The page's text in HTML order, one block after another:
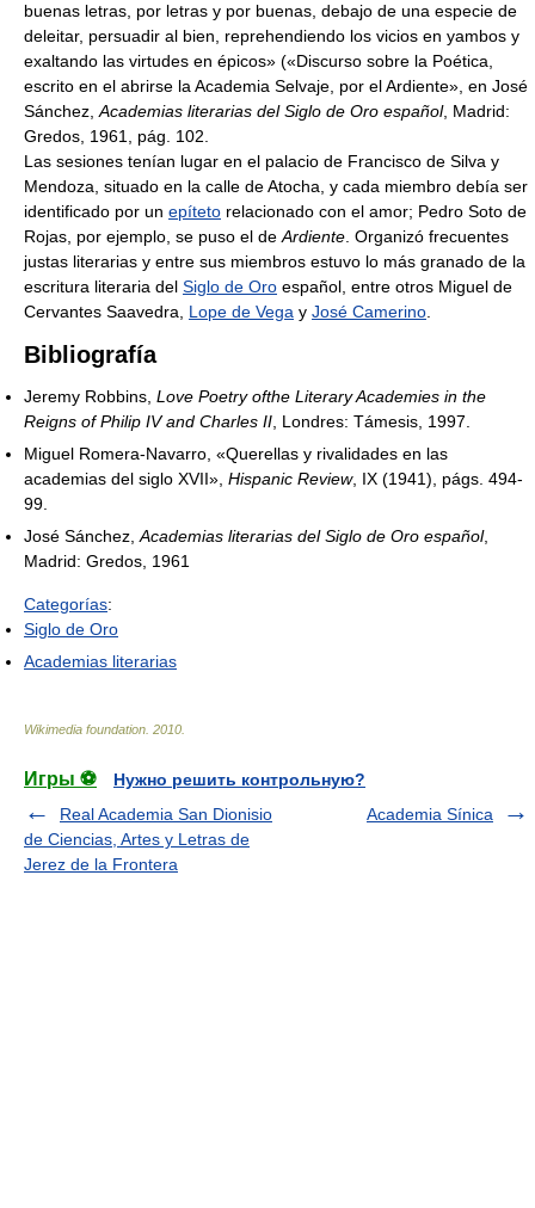
buenas letras, por letras y por buenas, debajo de una especie de
deleitar, persuadir al bien, reprehendiendo los vicios en yambos y
exaltando las virtudes en épicos» («Discurso sobre la Poética,
escrito en el abrirse la Academia Selvaje, por el Ardiente», en José
Sánchez, Academias literarias del Siglo de Oro español, Madrid:
Gredos, 1961, pág. 102.
Las sesiones tenían lugar en el palacio de Francisco de Silva y
Mendoza, situado en la calle de Atocha, y cada miembro debía ser
identificado por un epíteto relacionado con el amor; Pedro Soto de
Rojas, por ejemplo, se puso el de Ardiente . Organizó frecuentes
justas literarias y entre sus miembros estuvo lo más granado de la
escritura literaria del Siglo de Oro español, entre otros Miguel de
Cervantes Saavedra, Lope de Vega y José Camerino
Bibliografía
Jeremy Robbins, Love Poetry ofthe Literary Academies in the
Reigns of Philip IV and Charles II , Londres: Támesis, 1997.
Miguel Romera-Navarro, «Querellas y rivalidades en las
academias del siglo XVII», Hispanic Review, IX (1941), págs. 494-
99.
José Sánchez, Academias literarias del Siglo de Oro español,
Madrid: Gredos, 1961
Categorías:
Siglo de Oro
Academias literarias
Wikimedia foundation 2010
Игры ⚽
Нужно решить контрольную?
Real Academia San Dionisio
de Ciencias, Artes y Letras de
Jerez de la Frontera
Academia Sínica